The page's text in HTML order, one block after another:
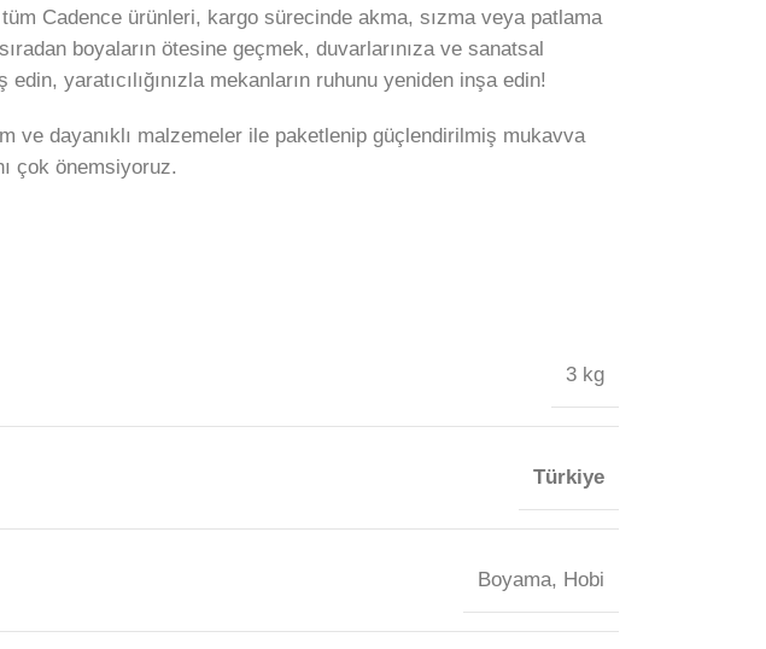
Cadence ürünleri, kargo sürecinde akma, sızma veya patlama
boyaların ötesine geçmek, duvarlarınıza ve sanatsal
yaratıcılığınızla mekanların ruhunu yeniden inşa edin!
ve dayanıklı malzemeler ile paketlenip güçlendirilmiş mukavva
çok önemsiyoruz.
3 kg
Türkiye
Boyama, Hobi